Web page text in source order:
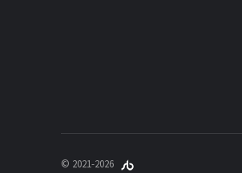
© 2021-2026